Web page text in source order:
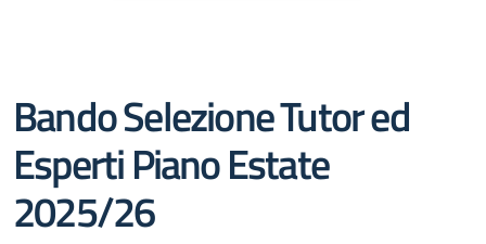
Bando Selezione Tutor ed
Esperti Piano Estate
2025/26